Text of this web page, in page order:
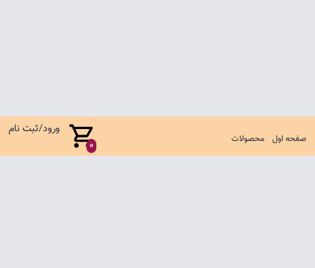
صفحه اول محصولات 0
ورود/ثبت نام